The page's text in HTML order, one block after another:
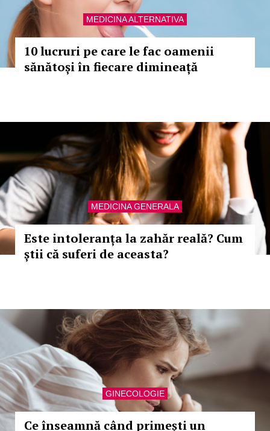
MEDICINA ALTERNATIVA
10 lucruri pe care le fac oamenii
sănătoși în fiecare dimineață
MEDICINA GENERALA
Este intoleranța la zahăr reală? Cum
știi că suferi de aceasta?
GINECOLOGIE
Ce înseamnă când primești un